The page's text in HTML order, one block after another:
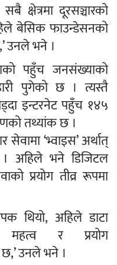
क्षेत्रमा दूरसञ्चारको
बेसिक फाउन्डेसनको
उनले भने ।
पहुँच जनसंख्याको
पुगेको छ । त्यस्तै
इन्टरनेट पहुँच १४५
तथ्यांक छ ।
‘भ्वाइस’ अर्थात्
। अहिले भने डिजिटल
प्रयोग तीव्र रूपमा
थियो, अहिले डाटा
महत्व र प्रयोग
उनले भने ।